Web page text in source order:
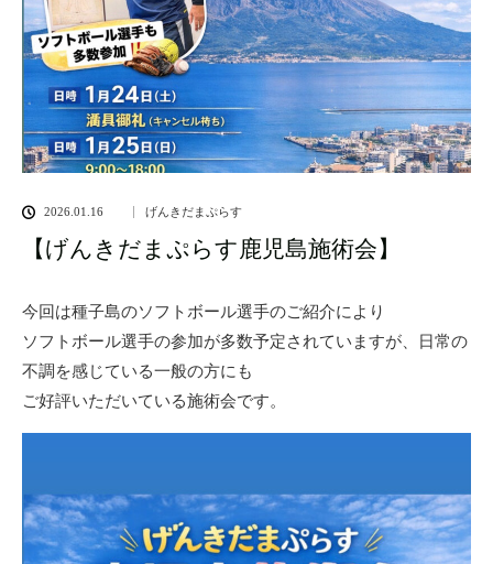
2026.01.16 げんきだまぷらす
【げんきだまぷらす鹿児島施術会】
今回は種子島のソフトボール選手のご紹介により
ソフトボール選手の参加が多数予定されていますが、日常の
不調を感じている一般の方にも
ご好評いただいている施術会です。